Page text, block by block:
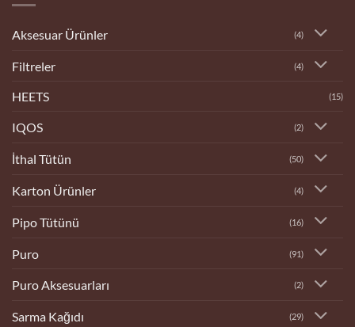
Aksesuar Ürünler (4)
Filtreler (4)
HEETS (15)
IQOS (2)
İthal Tütün (50)
Karton Ürünler (4)
Pipo Tütünü (16)
Puro (91)
Puro Aksesuarları (2)
Sarma Kağıdı (29)